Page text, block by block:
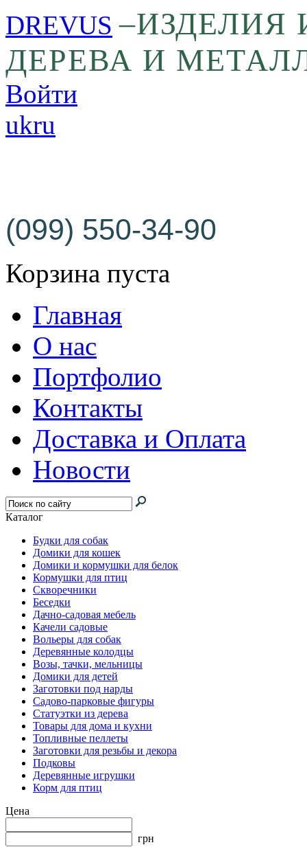
DREVUS –ИЗДЕЛИЯ
ДЕРЕВА И
Войти
ukru
(099) 550-34-90
Корзина пуста
Главная
О нас
Портфолио
Контакты
Доставка и Оплата
Новости
Каталог
Будки для собак
Домики для кошек
Домики и кормушки для белок
Кормушки для птиц
Скворечники
Беседки
Дачно-садовая мебель
Качели садовые
Вольеры для собак
Деревянные колодцы
Возы, тачки, мельницы
Домики для детей
Заготовки под нарды
Садово-парковые фигуры
Статуэтки из дерева
Товары для дома и кухни
Топливные пеллеты
Заготовки для резьбы и декора
Подковы
Деревянные игрушки
Корм для птиц
Цена
грн